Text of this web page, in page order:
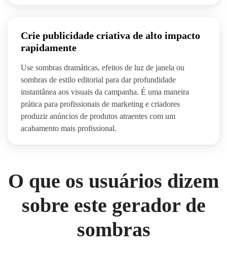
Crie publicidade criativa de alto impacto
rapidamente
Use sombras dramáticas, efeitos de luz de janela ou
sombras de estilo editorial para dar profundidade
instantânea aos visuais da campanha. É uma maneira
prática para profissionais de marketing e criadores
produzir anúncios de produtos atraentes com um
acabamento mais profissional.
O que os usuários dizem
sobre este gerador de
sombras